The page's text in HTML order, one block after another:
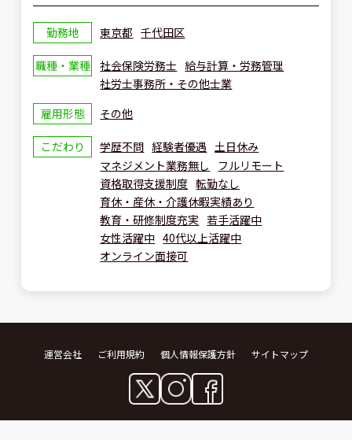
勤務地 東京都 千代田区
職種・業種 社会保険労務士 給与計算・労務管理
社労士事務所・その他士業
雇用形態
その他
こだわり 学歴不問 経験者優遇 土日休み
マネジメント業務無し
フルリモート
資格取得支援制度 転勤なし
育休・産休・介護休暇実績あり
教育・研修制度充実 若手活躍中
女性活躍中 40代以上活躍中
オンライン面接可
運営会社 ご利用規約 個人情報保護方針 サイトマップ